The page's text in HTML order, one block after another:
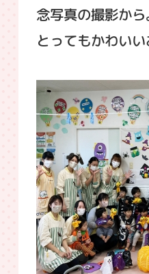
念写真の撮影から
とってもかわい